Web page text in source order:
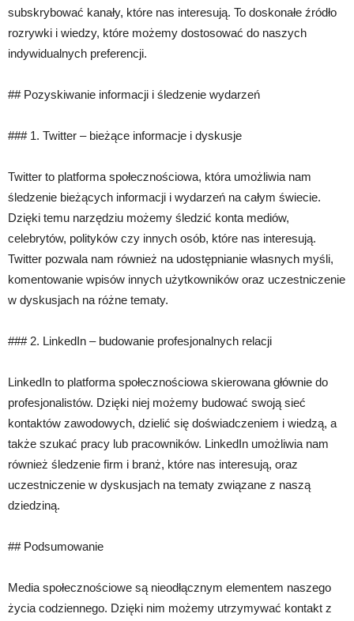
subskrybować kanały, które nas interesują. To doskonałe źródło
rozrywki i wiedzy, które możemy dostosować do naszych
indywidualnych preferencji.
## Pozyskiwanie informacji i śledzenie wydarzeń
### 1. Twitter – bieżące informacje i dyskusje
Twitter to platforma społecznościowa, która umożliwia nam
śledzenie bieżących informacji i wydarzeń na całym świecie.
Dzięki temu narzędziu możemy śledzić konta mediów,
celebrytów, polityków czy innych osób, które nas interesują.
Twitter pozwala nam również na udostępnianie własnych myśli,
komentowanie wpisów innych użytkowników oraz uczestniczenie
w dyskusjach na różne tematy.
### 2. LinkedIn – budowanie profesjonalnych relacji
LinkedIn to platforma społecznościowa skierowana głównie do
profesjonalistów. Dzięki niej możemy budować swoją sieć
kontaktów zawodowych, dzielić się doświadczeniem i wiedzą, a
także szukać pracy lub pracowników. LinkedIn umożliwia nam
również śledzenie firm i branż, które nas interesują, oraz
uczestniczenie w dyskusjach na tematy związane z naszą
dziedziną.
## Podsumowanie
Media społecznościowe są nieodłącznym elementem naszego
życia codziennego. Dzięki nim możemy utrzymywać kontakt z